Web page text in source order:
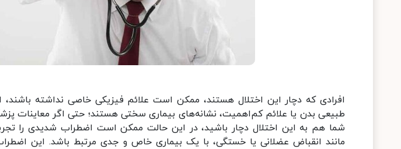
افرادی که دچار این اختلال هستند، ممکن است علائم فیزیکی خاصی نداشته باشند،
طبیعی بدن یا علائم کم‌اهمیت، نشانه‌های بیماری سختی هستند؛ حتی اگر معاینات
شما هم به این اختلال دچار باشید، در این حالت ممکن است اضطراب شدیدی را
مانند انقباض عضلانی یا خستگی، با یک بیماری خاص و جدی مرتبط باشد. این